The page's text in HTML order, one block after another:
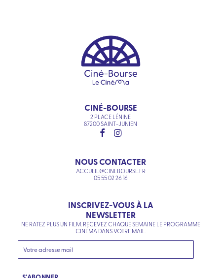
CINÉ-BOURSE
2 PLACE LÉNINE
87200 SAINT-JUNIEN
NOUS CONTACTER
ACCUEIL@CINEBOURSE.FR
05 55 02 26 16
INSCRIVEZ-VOUS À LA
NEWSLETTER
NE RATEZ PLUS UN FILM. RECEVEZ CHAQUE SEMAINE LE PROGRAMME
CINÉMA DANS VOTRE MAIL.